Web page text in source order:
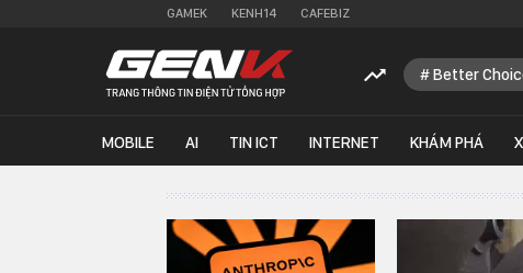
GAMEK KENH14 CAFEBIZ
Better
MOBILE AI TIN ICT INTERNET KHÁM PHÁ